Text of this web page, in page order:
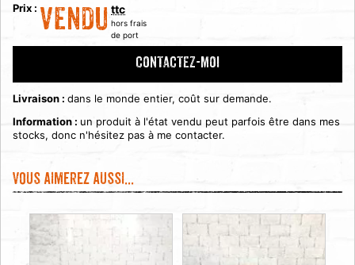
Prix : VENDU ttc
hors frais
de port
CONTACTEZ-MOI
Livraison : dans le monde entier, coût sur demande.
Information : un produit à l'état vendu peut parfois être dans mes
stocks, donc n'hésitez pas à me contacter.
Vous aimerez aussi...